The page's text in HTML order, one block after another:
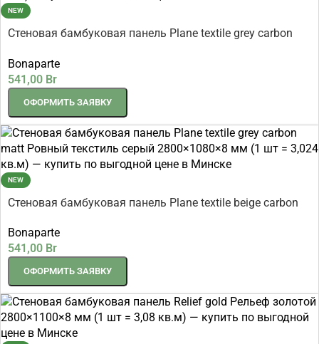
NEW
Стеновая бамбуковая панель Plane textile grey carbon
3,024 кв.м)
Bonaparte
541,00 Br
ОФОРМИТЬ ЗАЯВКУ
NEW
Стеновая бамбуковая панель Plane textile beige carbon
3,024 кв.м)
Bonaparte
541,00 Br
ОФОРМИТЬ ЗАЯВКУ